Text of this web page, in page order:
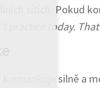
sítích. Pokud
practice today.
komunikuje silně a